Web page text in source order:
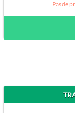
Pas de